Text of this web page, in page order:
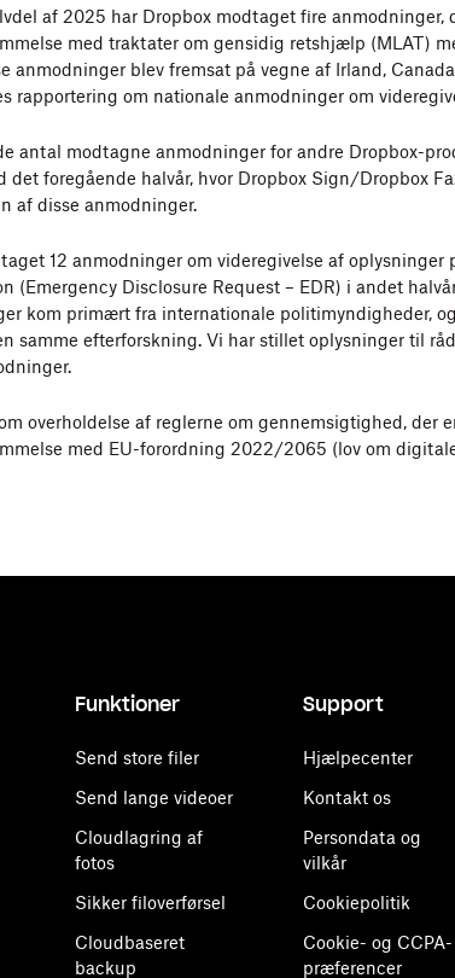
2018
2018
2017
2016
2016
2015
2015
2014
2012
af 2025 har Dropbox modtaget fire anmodninger,
med traktater om gensidig retshjælp (MLAT)
anmodninger blev fremsat på vegne af Irland,
rapportering om nationale anmodninger om
antal modtagne anmodninger for andre Dropbox-
det foregående halvår, hvor Dropbox Sign/Dropbox
af disse anmodninger.
12 anmodninger om videregivelse af oplysninger
(Emergency Disclosure Request – EDR) i andet
kom primært fra internationale politimyndigheder,
samme efterforskning. Vi har stillet oplysninger til
overholdelse af reglerne om gennemsigtighed, der
med EU-forordning 2022/2065 (lov om
Funktioner
Send store filer
Send lange videoer
Cloudlagring af
fotos
Sikker filoverførsel
Cloudbaseret
backup
Support
Hjælpecenter
Kontakt os
Persondata og
vilkår
Cookiepolitik
Cookie- og CCPA-
præferencer